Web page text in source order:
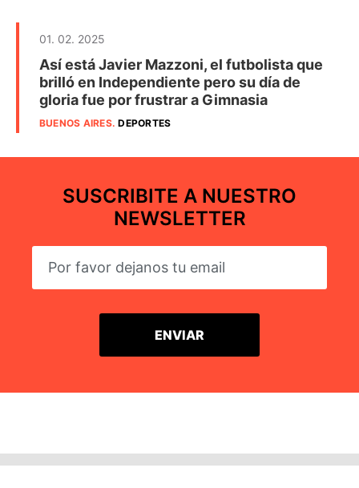
01. 02. 2025
Así está Javier Mazzoni, el futbolista que
brilló en Independiente pero su día de
gloria fue por frustrar a Gimnasia
BUENOS AIRES.DEPORTES
SUSCRIBITE A NUESTRO
NEWSLETTER